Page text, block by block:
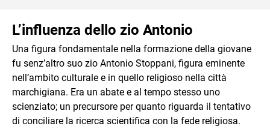
L’influenza dello zio Antonio
Una figura fondamentale nella formazione della giovane
fu senz’altro suo zio Antonio Stoppani, figura eminente
nell’ambito culturale e in quello religioso nella città
marchigiana. Era un abate e al tempo stesso uno
scienziato; un precursore per quanto riguarda il tentativo
di conciliare la ricerca scientifica con la fede religiosa.